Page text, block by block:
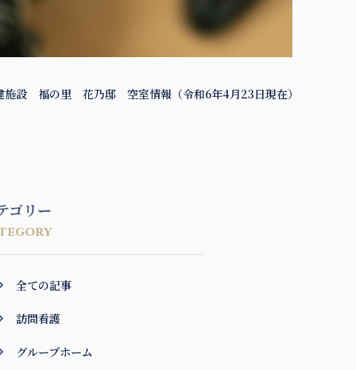
施設 福の里 花乃邸 空室情報（令和6年4月23日現在）
ゴリー
全ての記事
訪問看護
グループホーム